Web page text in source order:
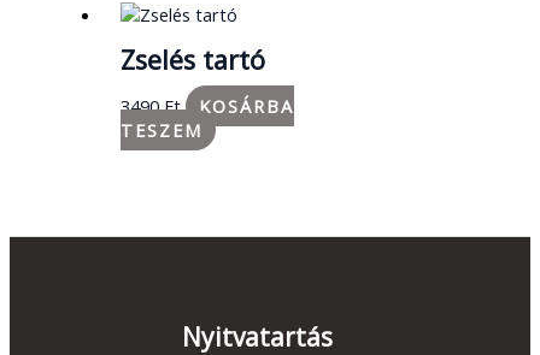
Zselés tartó
3490Ft
KOSÁRBA
TESZEM
Nyitvatartás